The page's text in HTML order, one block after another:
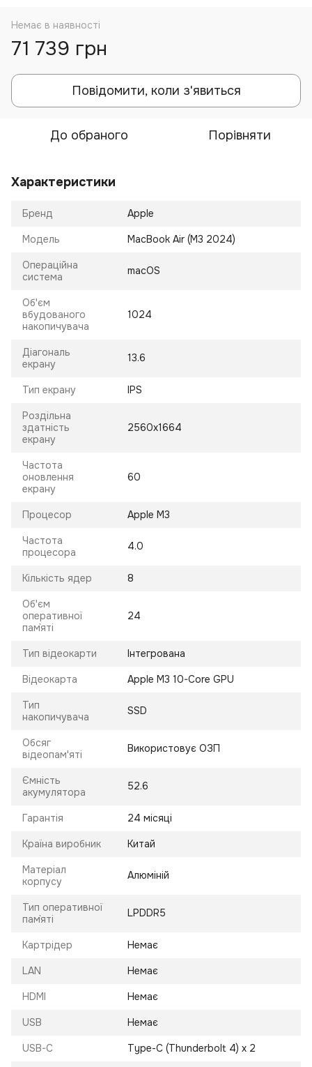
Немає в наявності
71 739 грн
Повідомити, коли з'явиться
До обраного Порівняти
Характеристики
Бренд Apple
Модель MacBook Air (M3 2024)
Операційна
система
macOS
Об'єм
вбудованого
накопичувача
1024
Діагональ
екрану
13.6
Тип екрану IPS
Роздільна
здатність
екрану
2560x1664
Частота
оновлення
екрану
60
Процесор Apple M3
Частота
процесора
4.0
Кількість ядер 8
Об'єм
оперативної
пам`яті
24
Тип відеокарти Інтегрована
Відеокарта Apple M3 10-Core GPU
Тип
накопичувача
SSD
Обсяг
відеопам'яті
Використовує ОЗП
Ємність
акумулятора
52.6
Гарантія 24 місяці
Країна виробник Китай
Матеріал
корпусу
Алюміній
Тип оперативної
пам`яті
LPDDR5
Картрідер Немає
LAN Немає
HDMI Немає
USB Немає
USB-C Type-C (Thunderbolt 4) x 2